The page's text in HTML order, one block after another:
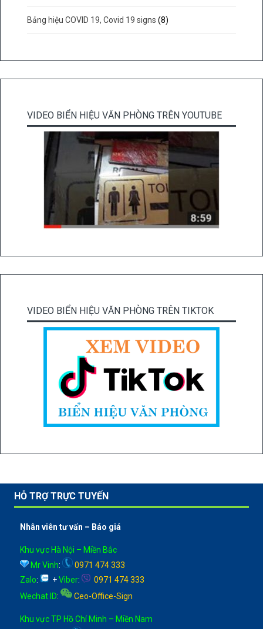
Bảng hiệu COVID 19, Covid 19 signs (8)
VIDEO BIỂN HIỆU VĂN PHÒNG TRÊN YOUTUBE
VIDEO BIỂN HIỆU VĂN PHÒNG TRÊN TIKTOK
HỖ TRỢ TRỰC TUYẾN
Nhân viên tư vấn – Báo giá
Khu vực Hà Nội – Miền Bắc
Mr Vinh:
0971 474 333
Zalo: +Viber:
0971 474 333
Wechat ID: Ceo-Office-Sign
Khu vực TP Hồ Chí Minh – Miền Nam